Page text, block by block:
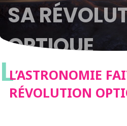
SA
OPTIQUE
LL’ASTRONOMIE
RÉVOLUTION